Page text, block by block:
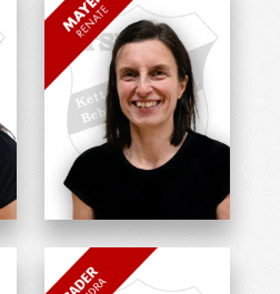
Renate Mayer
Übungsleiterin